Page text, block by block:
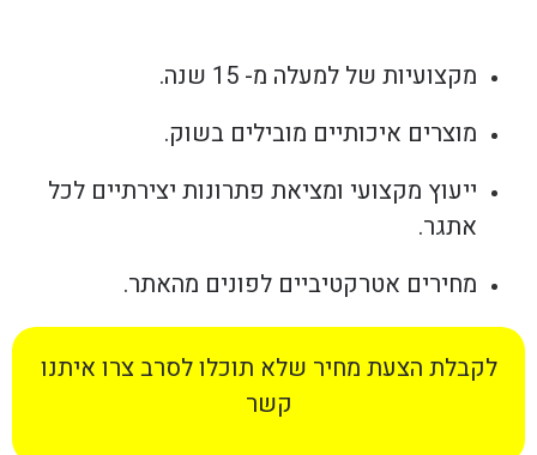
מקצועיות של למעלה מ- 15 שנה.
מוצרים איכותיים מובילים בשוק.
ייעוץ מקצועי ומציאת פתרונות יצירתיים לכל
אתגר.
מחירים אטרקטיביים לפונים מהאתר.
לקבלת הצעת מחיר שלא תוכלו לסרב צרו איתנו
קשר